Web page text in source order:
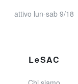
attivo lun-sab 9/18
LeSAC